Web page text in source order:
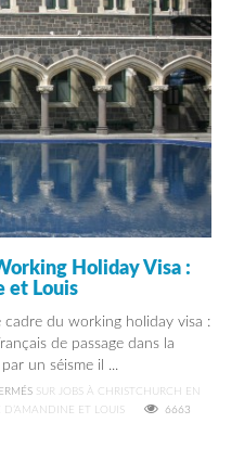
Holiday Visa :
et Louis
cadre du working holiday visa :
de passage dans la
un séisme il ...
SUR JOBS À CHRISTCHURCH EN
D’AMANDINE ET LOUIS
6663